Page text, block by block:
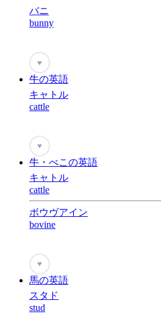
バニ
bunny
♥
牛の英語
キャトル
cattle
♥
牛・べこの英語
キャトル
cattle
ボウヴアイン
bovine
♥
馬の英語
スタド
stud